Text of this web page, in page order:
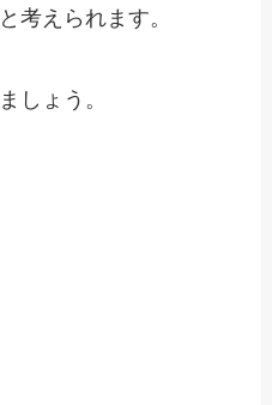
考えられます。
しょう。